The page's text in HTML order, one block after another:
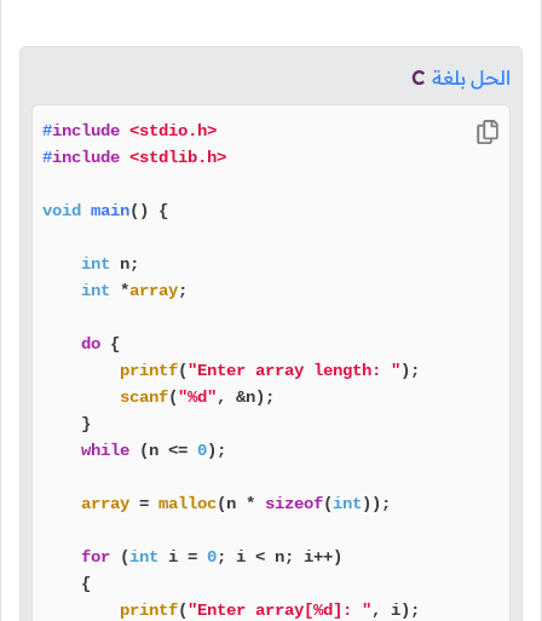
الحل بلغة C
#include <stdio.h>
#include <stdlib.h>
void main() {
int n;
int *array;
do {
printf("Enter array length: ");
scanf("%d", &n);
    }
while (n <= 0);
array = malloc(n * sizeof(int));
for (int i = 0; i < n; i++)
    {
printf("Enter array[%d]: ", i);